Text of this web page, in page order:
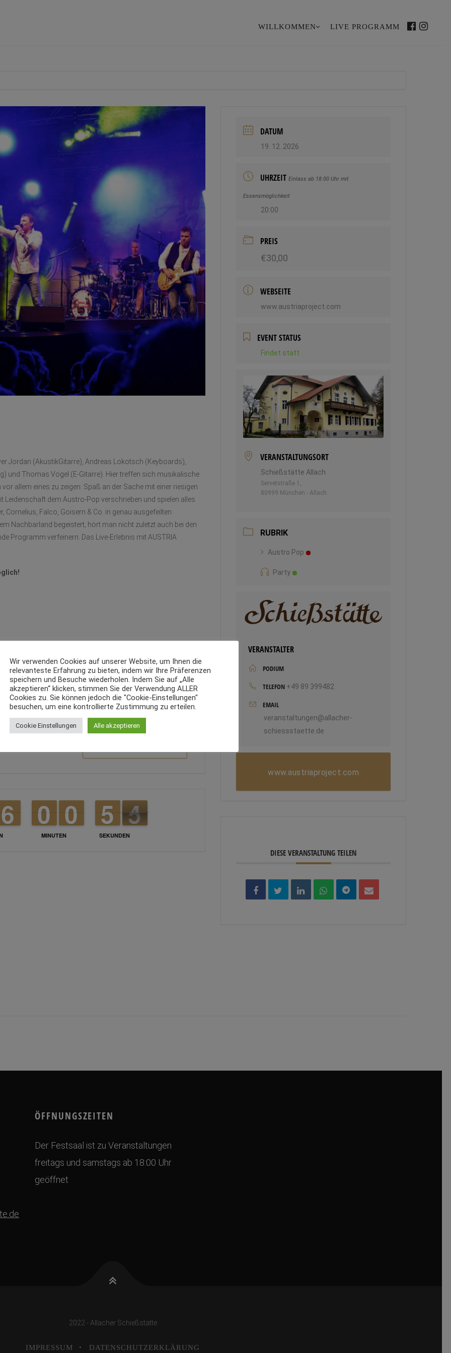
PRIMÄR-
WILLKOMMEN LIVE PROGRAMM
FB
Jordan (AkustikGitarre), Andreas Lokotsch (Keyboards),
und Thomas Vogel (E-Gitarre). Hier treffen sich musikalische
allem eines zu zeigen: Spaß an der Sache mit einer riesigen
dem Austro-Pop verschrieben und spielen alles
Cornelius, Falco, Goisern & Co. in genau ausgefeilten
Nachbarland begeistert, hört man nicht zuletzt auch bei den
Programm verfeinern. Das Live-Erlebnis mit AUSTRIA
5
5
6
6
MINUTEN
9
9
0
0 9
9
0
0
SEKUNDEN
4
4
5
5 4
4
3
DATUM
19. 12. 2026
UHRZEIT Einlass ab 18:00 Uhr mit
Essensmöglichkeit
20:00
PREIS
€30,00
WEBSEITE
www.austriaproject.com
EVENT STATUS
Findet statt
VERANSTALTUNGSORT
Schießstätte Allach
Servetstraße 1,
80999 München - Allach
RUBRIK
Austro Pop
Party
VERANSTALTER
PODIUM
TELEFON +49 89 399482
EMAIL
veranstaltungen@allacher-
schiessstaette.de
www.austriaproject.com
DIESE VERANSTALTUNG TEILEN
ÖFFNUNGSZEITEN
Der Festsaal ist zu Veranstaltungen
freitags und samstags ab 18:00 Uhr
geöffnet
2022 - Allacher Schießstätte
IMPRESSUM DATENSCHUTZERKLÄRUNG
Wir verwenden Cookies auf unserer Website, um Ihnen die
relevanteste Erfahrung zu bieten, indem wir Ihre Präferenzen
speichern und Besuche wiederholen. Indem Sie auf „Alle
akzeptieren“ klicken, stimmen Sie der Verwendung ALLER
Cookies zu. Sie können jedoch die "Cookie-Einstellungen"
besuchen, um eine kontrollierte Zustimmung zu erteilen.
Cookie Einstellungen Alle akzeptieren